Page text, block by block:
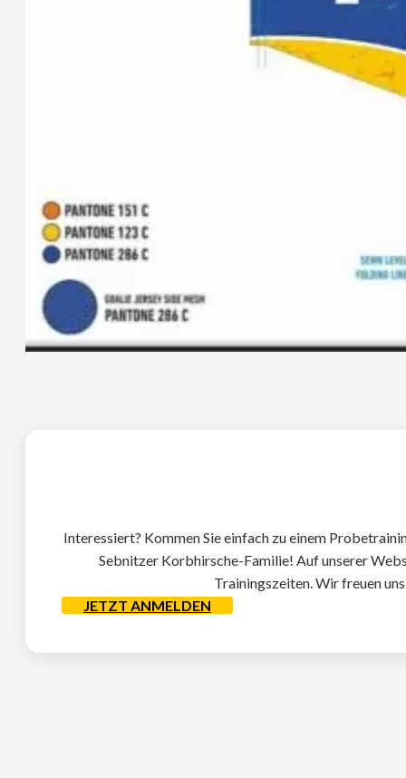
Interessiert? Kommen Sie einfach zu einem
Sebnitzer Korbhirsche-Familie! Auf unserer
Trainingszeiten. Wir freuen
JETZT ANMELDEN